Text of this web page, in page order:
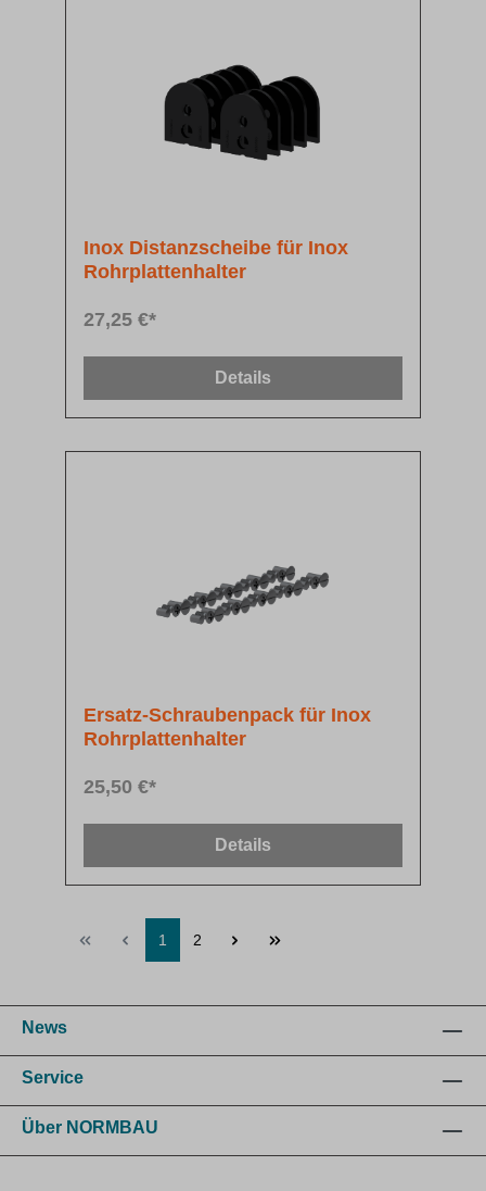
Inox Distanzscheibe für Inox
Rohrplattenhalter
27,25 €*
Details
Ersatz-Schraubenpack für Inox
Rohrplattenhalter
25,50 €*
Details
1 2
News
Service
Über NORMBAU